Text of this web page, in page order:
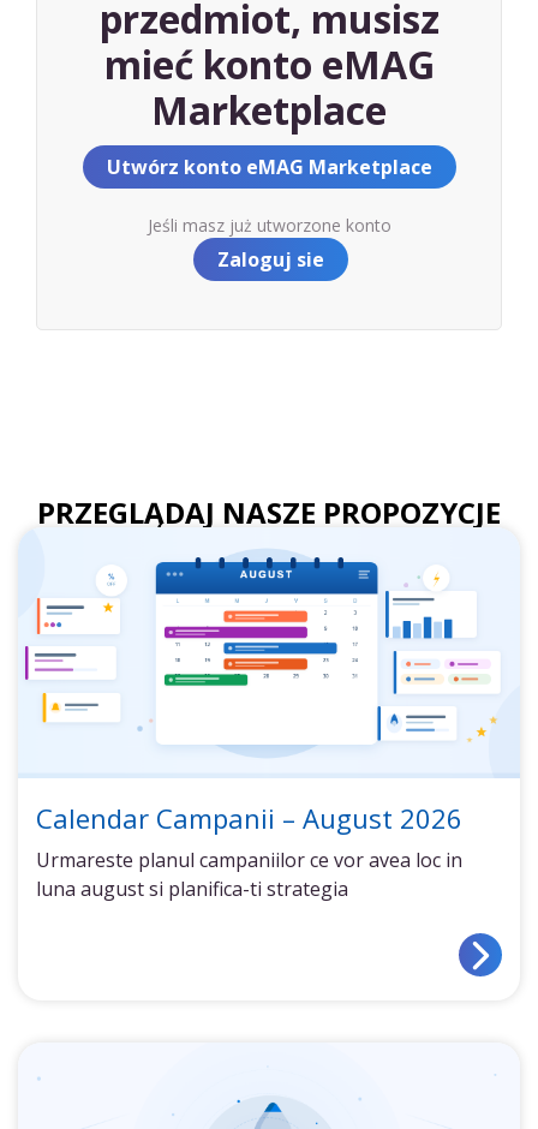
przedmiot, musisz
mieć konto eMAG
Marketplace
Utwórz konto eMAG Marketplace
Jeśli masz już utworzone konto
Zaloguj sie
PRZEGLĄDAJ NASZE PROPOZYCJE
Calendar Campanii – August 2026
Urmareste planul campaniilor ce vor avea loc in
luna august si planifica-ti strategia